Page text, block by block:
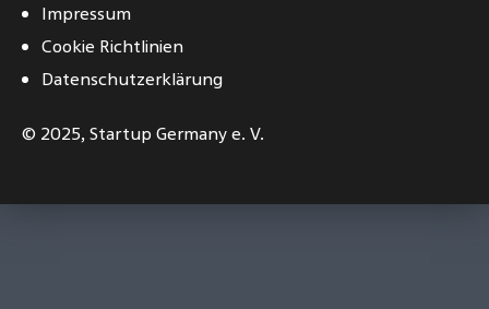
Impressum
Cookie Richtlinien
Datenschutzerklärung
© 2025,Startup Germany e. V.